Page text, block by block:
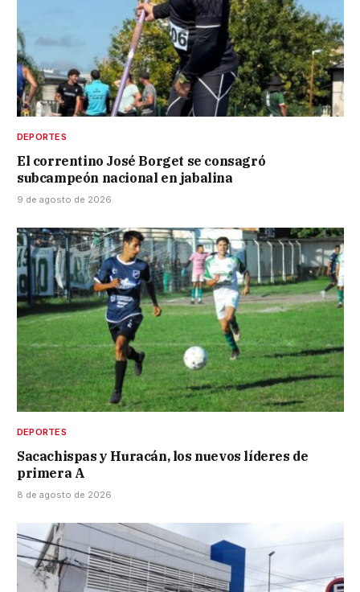
DEPORTES
El correntino José Borget se consagró
subcampeón nacional en jabalina
9 de agosto de 2026
DEPORTES
Sacachispas y Huracán, los nuevos líderes de
primera A
8 de agosto de 2026